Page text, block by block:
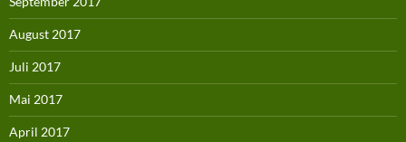
August 2017
Juli 2017
Mai 2017
April 2017